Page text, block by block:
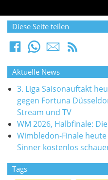
Diese Seite teilen
Aktuelle News
3. Liga Saisonauftakt
gegen Fortuna
Stream und TV
WM 2026, Halbfinale:
Wimbledon-Finale
Sinner kostenlos
Tags